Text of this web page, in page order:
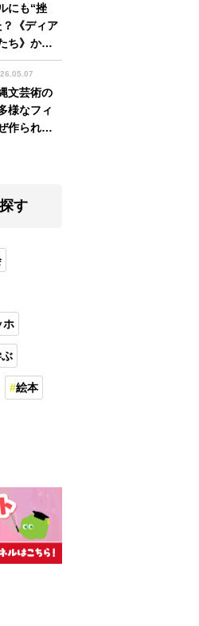
にも“挫
《ディア
ち》から
の夢
文芸術の
様なフィ
作られ
す
ホ
絵本